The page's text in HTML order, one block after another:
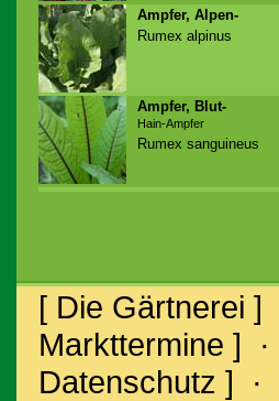
Ampfer, Alpen-
Rumex alpinus
Ampfer, Blut-
Hain-Ampfer
Rumex sanguineus
[ Die Gärtnerei ]
Markttermine ] ·
Datenschutz ] ·